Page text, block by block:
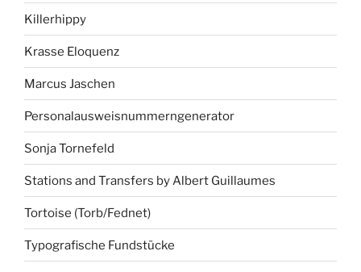
Killerhippy
Krasse Eloquenz
Marcus Jaschen
Personalausweisnummerngenerator
Sonja Tornefeld
Stations and Transfers by Albert Guillaumes
Tortoise (Torb/Fednet)
Typografische Fundstücke